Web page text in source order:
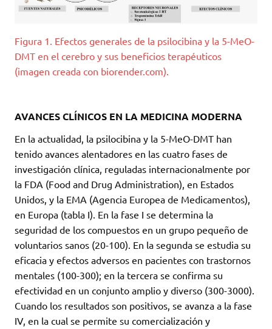
Figura 1. Efectos generales de la psilocibina y la 5-MeO-
DMT en el cerebro y sus beneficios terapéuticos
(imagen creada con biorender.com).
AVANCES CLÍNICOS EN LA MEDICINA MODERNA
En la actualidad, la psilocibina y la 5-MeO-DMT han
tenido avances alentadores en las cuatro fases de
investigación clínica, reguladas internacionalmente por
la FDA (Food and Drug Administration), en Estados
Unidos, y la EMA (Agencia Europea de Medicamentos),
en Europa (tabla I). En la fase I se determina la
seguridad de los compuestos en un grupo pequeño de
voluntarios sanos (20-100). En la segunda se estudia su
eficacia y efectos adversos en pacientes con trastornos
mentales (100-300); en la tercera se confirma su
efectividad en un conjunto amplio y diverso (300-3000).
Cuando los resultados son positivos, se avanza a la fase
IV, en la cual se permite su comercialización y